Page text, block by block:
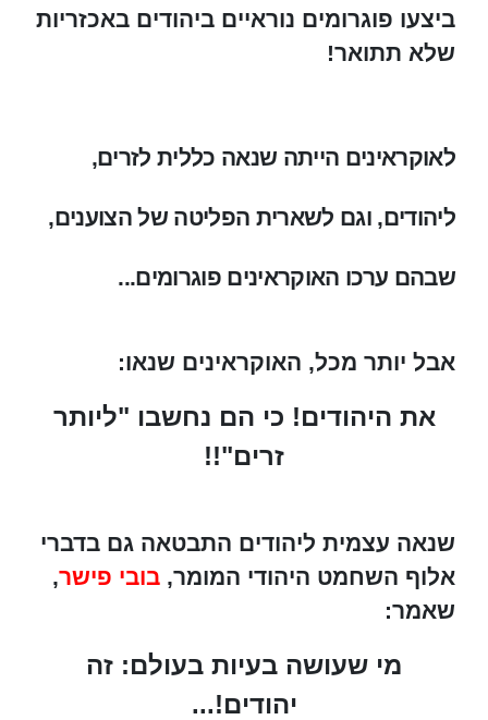
ביצעו פוגרומים נוראיים ביהודים באכזריות
שלא תתואר!
לאוקראינים הייתה שנאה כללית לזרים,
ליהודים, וגם לשארית הפליטה של הצוענים,
שבהם ערכו האוקראינים פוגרומים...
אבל יותר מכל, האוקראינים שנאו:
את היהודים! כי הם נחשבו "ליותר
זרים"!!
שנאה עצמית ליהודים התבטאה גם בדברי
אלוף השחמט היהודי המומר, בובי פישר,
שאמר:
מי שעושה בעיות בעולם: זה
יהודים!...